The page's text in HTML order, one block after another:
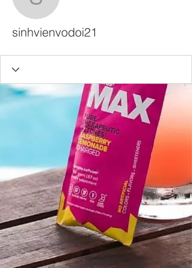
sinhvienvodoi21
sinhvienvodoi21